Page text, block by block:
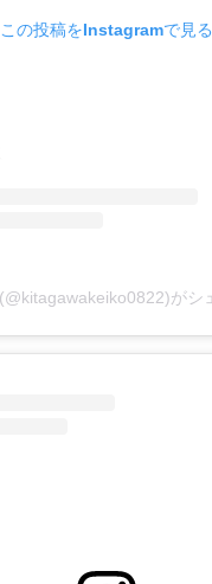
この投稿をInstagramで見る